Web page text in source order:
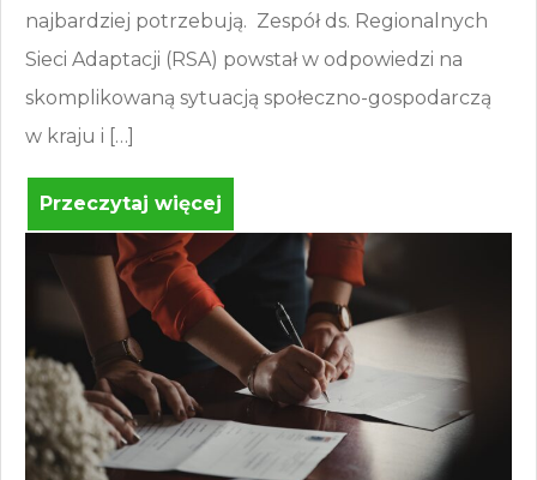
najbardziej potrzebują. Zespół ds. Regionalnych
Sieci Adaptacji (RSA) powstał w odpowiedzi na
skomplikowaną sytuacją społeczno-gospodarczą
w kraju i […]
Przeczytaj więcej